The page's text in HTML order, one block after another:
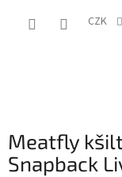
CZK
Meatfly
Snapback